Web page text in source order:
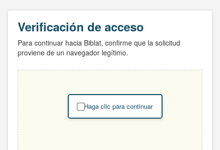
Verificación de acceso
Para continuar hacia Biblat, confirme que la solicitud
proviene de un navegador legítimo.
Haga clic para continuar